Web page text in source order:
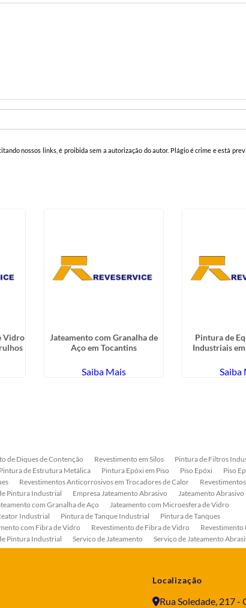
nossos links, é proibida sem a autorização do autor. Plágio é crime e está
Vidro
Jateamento com Granalha de
Aço em Tocantins
Saiba Mais
Pintura de
Industriais
Saiba
de Diques de Contenção Revestimento em Silos
Pintura de Filtros
Pintura de Estrutura Metálica Pintura Epóxi em Piso Piso Epóxi
Piso
Revestimentos Anticorrosivos em Trocadores de Calor
Pintura Industrial Empresa Jateamento Abrasivo
Jateamento Abrasivo
com Granalha de Aço
Jateamento com Microesfera de Vidro
Industrial Pintura de Tanque Industrial
Pintura de Tanques
com Fibra de Vidro Revestimento de Fibra de Vidro
Revestimento
Pintura Industrial Serviço de Jateamento
Serviço de Jateamento
de Pintura de Tanque Industrial
Serviço de Pintura de Válvulas
Localização
Rua Soledade, 217 -